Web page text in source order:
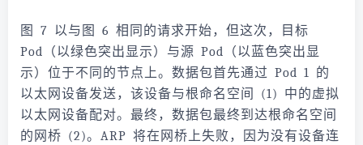
图 7 以与图 6 相同的请求开始，但这次，目标
Pod（以绿色突出显示）与源 Pod（以蓝色突出显
示）位于不同的节点上。数据包首先通过 Pod 1 的
以太网设备发送，该设备与根命名空间 (1) 中的虚拟
以太网设备配对。最终，数据包最终到达根命名空间
的网桥 (2)。ARP 将在网桥上失败，因为没有设备连